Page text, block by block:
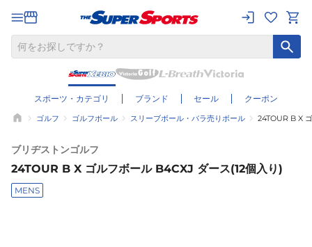
スポーツ・カテゴリ ブランド セール クーポン
ゴルフ ゴルフボール スリーブボール・バラ売りボール 24TOUR B X
ブリヂストンゴルフ
24TOUR B X ゴルフボール B4CXJ ダース(12個入り)
MENS